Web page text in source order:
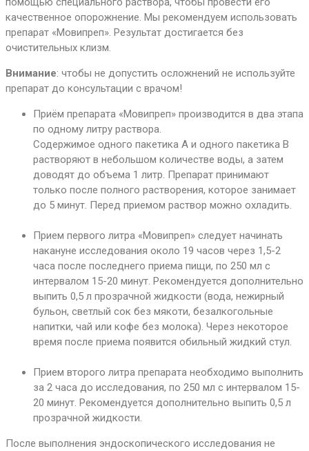
качественное опорожнение. Мы рекомендуем использовать
препарат «Мовипреп». Результат достигается без
очистительных клизм.
Внимание: чтобы не допустить осложнений не используйте
препарат до консультации с врачом!
Приём препарата «Мовипреп» производится в два этапа
по одному литру раствора.
Cодержимое одного пакетика А и одного пакетика В
растворяют в небольшом количестве воды, а затем
доводят до объема 1 литр. Препарат принимают
только после полного растворения, которое занимает
до 5 минут. Перед приемом раствор можно охладить.
Прием первого литра «Мовипреп» следует начинать
накануне исследования около 19 часов через 1,5-2
часа после последнего приема пищи, по 250 мл с
интервалом 15-20 минут. Рекомендуется дополнительно
выпить 0,5 л прозрачной жидкости (вода, нежирный
бульон, светлый сок без мякоти, безалкогольные
напитки, чай или кофе без молока). Через некоторое
время после приема появится обильный жидкий стул.
Прием второго литра препарата необходимо выполнить
за 2 часа до исследования, по 250 мл с интервалом 15-
20 минут. Рекомендуется дополнительно выпить 0,5 л
прозрачной жидкости.
После выполнения эндоскопического исследования не